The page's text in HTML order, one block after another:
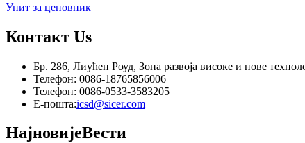
Упит за ценовник
Контакт Us
Бр. 286, Лиућен Роуд, Зона развоја високе и нове
Телефон: 0086-18765856006
Телефон: 0086-0533-3583205
Е-пошта:icsd@sicer.com
НајновијеВести